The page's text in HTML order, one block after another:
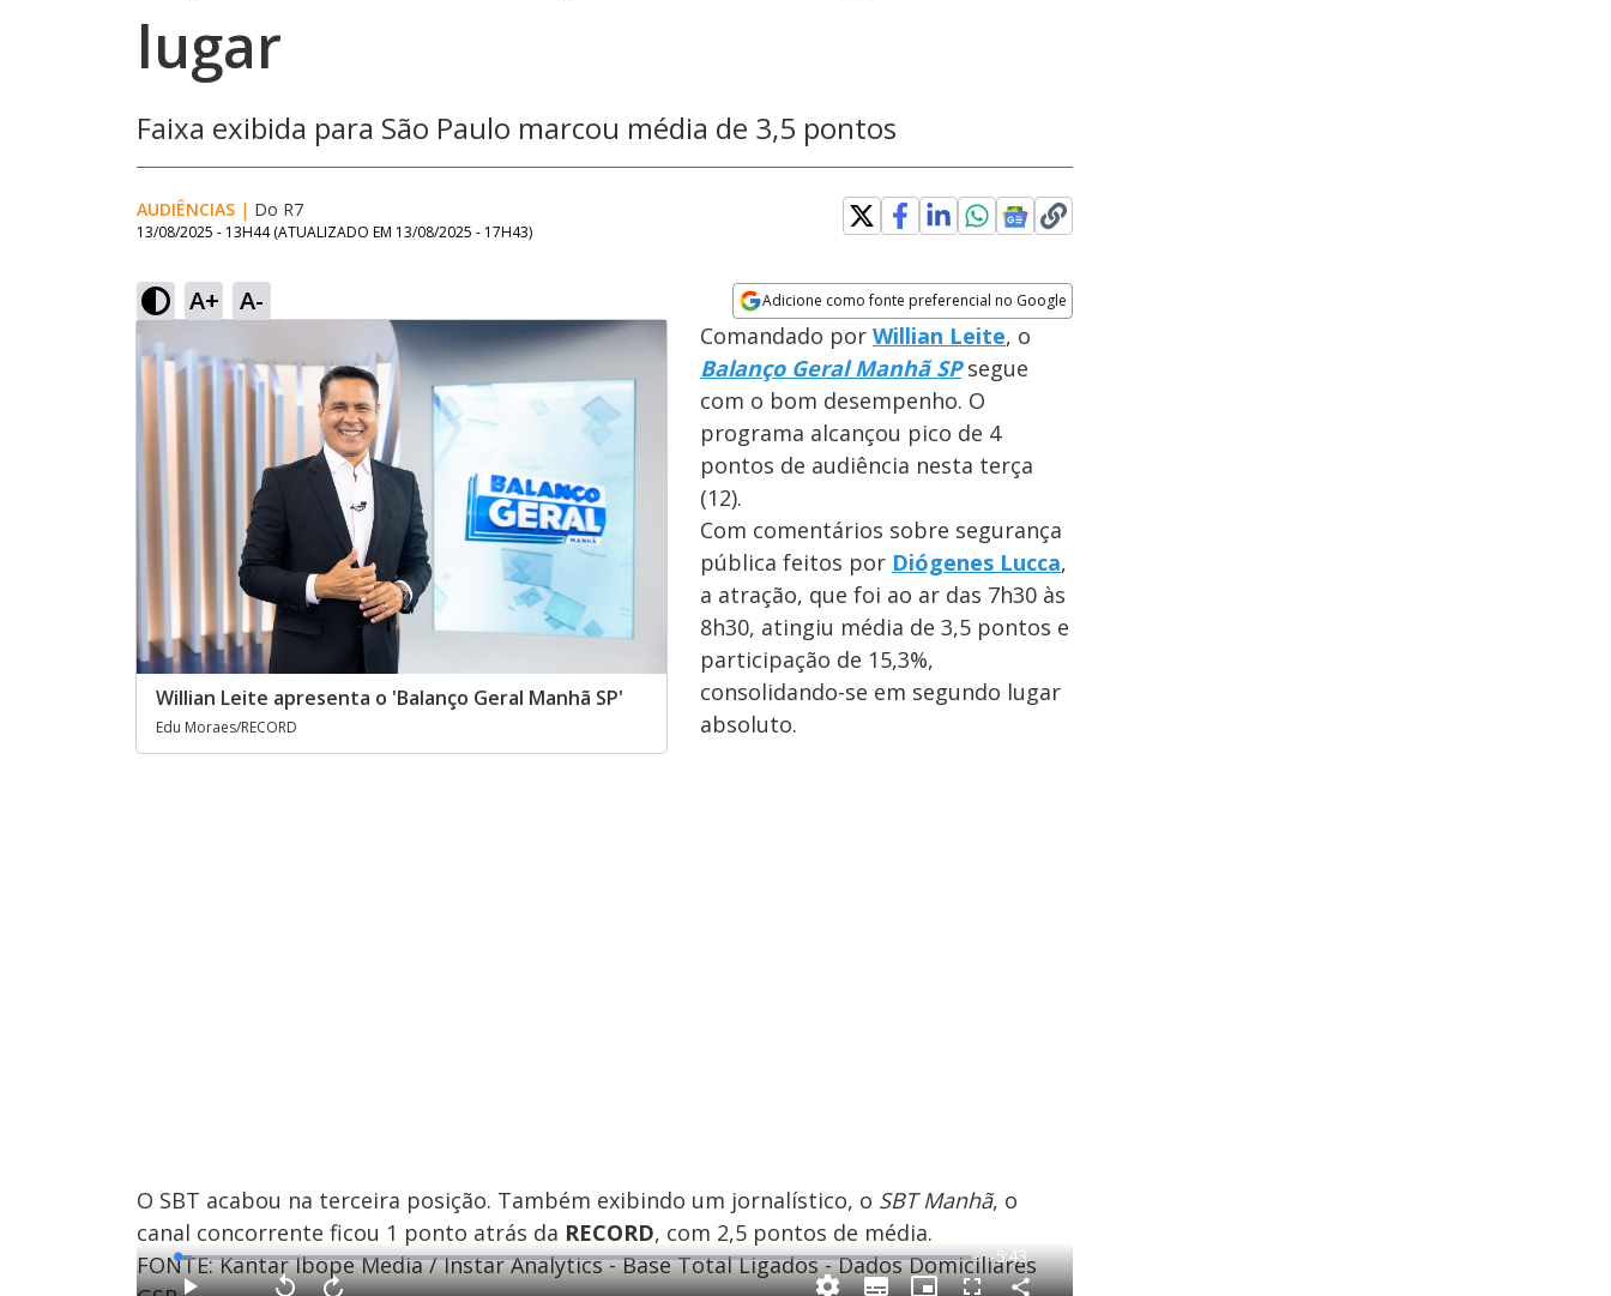
lugar
Faixa exibida para São Paulo marcou média de 3,5 pontos
AUDIÊNCIAS | Do R7
13/08/2025 - 13H44 (ATUALIZADO EM 13/08/2025 - 17H43)
A+ A- Adicione como fonte preferencial no Google
Opens in new window
Willian Leite apresenta o 'Balanço Geral Manhã SP'
Edu Moraes/RECORD
Comandado por Willian Leite, o
Balanço Geral Manhã SPsegue
com o bom desempenho. O
programa alcançou pico de 4
pontos de audiência nesta terça
(12).
Com comentários sobre segurança
pública feitos por Diógenes Lucca,
a atração, que foi ao ar das 7h30 às
8h30, atingiu média de 3,5 pontos e
participação de 15,3%,
consolidando-se em segundo lugar
absoluto.
O SBT acabou na terceira posição. Também exibindo um jornalístico, o SBT Manhã, o
canal concorrente ficou 1 ponto atrás da RECORD, com 2,5 pontos de média.
FONTE: Kantar Ibope Media / Instar Analytics - Base Total Ligados - Dados Domiciliares
L
o
a
R
e
-5:43